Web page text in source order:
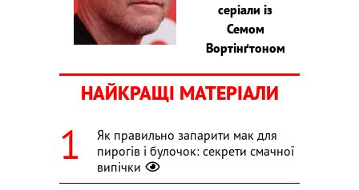
серіали із
Семом
Вортінґтоном
НАЙКРАЩІ МАТЕРІАЛИ
Як правильно запарити мак для
пирогів і булочок: секрети смачної
випічки